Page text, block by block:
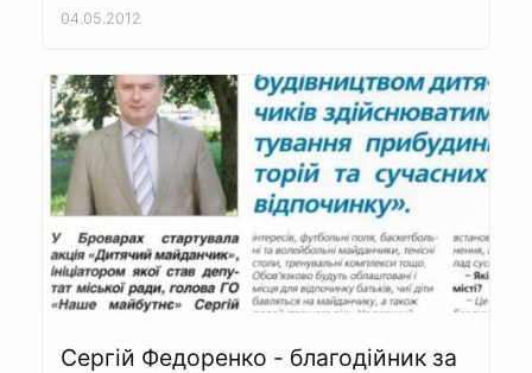
04.05.2012
Сергій Федоренко - благодійник за